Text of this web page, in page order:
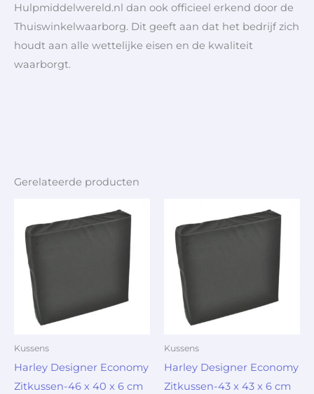
Hulpmiddelwereld.nl dan ook officieel erkend door de
Thuiswinkelwaarborg. Dit geeft aan dat het bedrijf zich
houdt aan alle wettelijke eisen en de kwaliteit
waarborgt.
Gerelateerde producten
Kussens
Harley Designer Economy
Zitkussen-46 x 40 x 6 cm
Kussens
Harley Designer Economy
Zitkussen-43 x 43 x 6 cm